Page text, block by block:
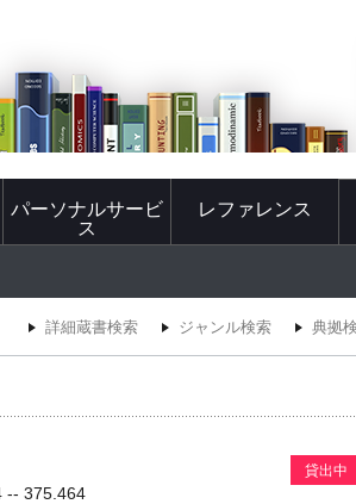
パーソナルサービ
ス
レファレンス
詳細蔵書検索 ジャンル検索 典拠
貸出中
-- 375.464